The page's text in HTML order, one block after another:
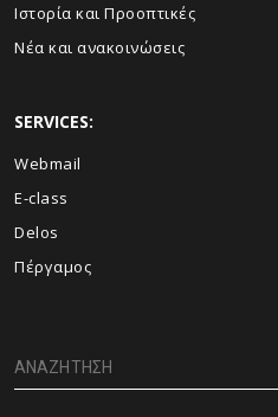
Ιστορία και Προοπτικές
Νέα και ανακοινώσεις
SERVICES:
Webmail
E-class
Delos
Πέργαμος